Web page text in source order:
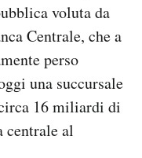
voluta da
Centrale, che a
perso
una succursale
16 miliardi di
centrale al